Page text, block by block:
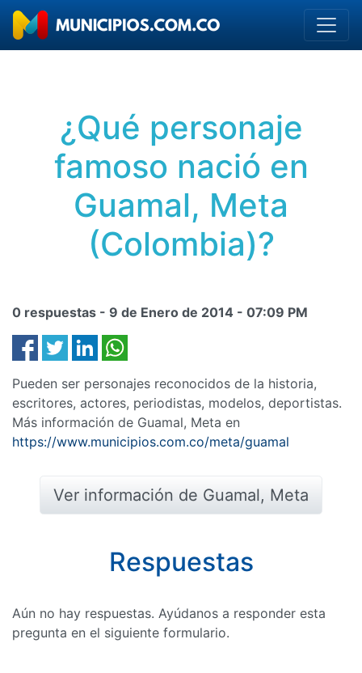
¿Qué personaje
famoso nació en
Guamal, Meta
(Colombia)?
0 respuestas - 9 de Enero de 2014 - 07:09 PM
Pueden ser personajes reconocidos de la historia,
escritores, actores, periodistas, modelos, deportistas.
Más información de Guamal, Meta en
https://www.municipios.com.co/meta/guamal
Ver información de Guamal, Meta
Respuestas
Aún no hay respuestas. Ayúdanos a responder esta
pregunta en el siguiente formulario.